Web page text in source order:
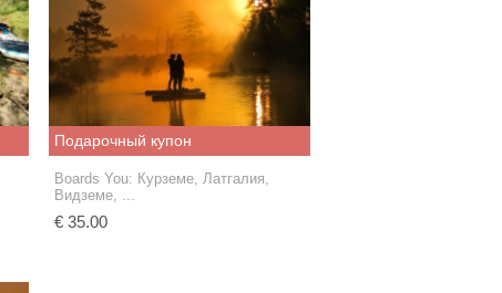
Подарочный купон
Boards You: Курземе, Латгалия,
Видземе, ...
€ 35.00